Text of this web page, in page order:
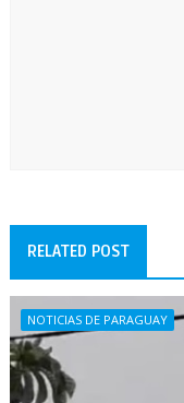
RELATED POST
NOTICIAS DE PARAGUAY